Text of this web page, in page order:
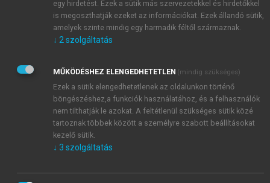
Kérek értesítést a MeRSZ újdonságairól, akcióiról.
Kérek értesítést az Akadémiai Kiadó Zrt. újdonságairól,
Adatkezelési tájékoztatóbanfoglaltakat tudomásul
veszem és elfogadom.
Általános vásárlási feltételeket, valamint a szotar.netés a
mersz.huoldalak licencszerződéseiben foglaltakat
tudomásul veszem és elfogadom.
KIPRÓBÁLOM
egy hirdetést. Ezek a sütik más szervezetekkel és hirdetőkkel
is megoszthatják ezeket az információkat. Ezek állandó sütik,
amelyek szinte mindig egy harmadik féltől származnak.
↓ 2 szolgáltatás
MŰKÖDÉSHEZ ELENGEDHETETLEN (mindig szükséges)
Ezek a sütik elengedhetetlenek az oldalunkon történő
böngészéshez,a funkciók használatához, és a felhasználók
nem tilthatják le azokat. A feltétlenül szükséges sütik közé
tartoznak többek között a személyre szabott beállításokat
kezelő sütik.
↓ 3 szolgáltatás